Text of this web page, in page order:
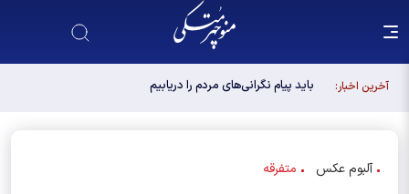
آخرین اخبار: باید پیام نگرانی‌های مردم را دریابیم
آلبوم عکس متفرقه